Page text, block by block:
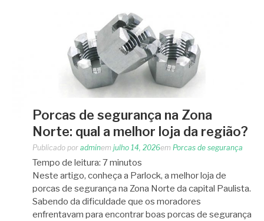
Porcas de segurança na Zona
Norte: qual a melhor loja da região?
Publicado por adminem julho 14, 2026em Porcas de segurança
Tempo de leitura: 7minutos
Neste artigo, conheça a Parlock, a melhor loja de
porcas de segurança na Zona Norte da capital Paulista.
Sabendo da dificuldade que os moradores
enfrentavam para encontrar boas porcas de segurança